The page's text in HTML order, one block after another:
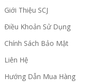
Giới Thiệu SCJ
Điều Khoản Sử Dụng
Chính Sách Bảo Mật
Liên Hệ
Hướng Dẫn Mua Hàng